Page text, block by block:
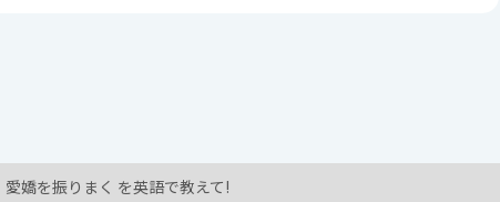
愛嬌を振りまく を英語で教えて!